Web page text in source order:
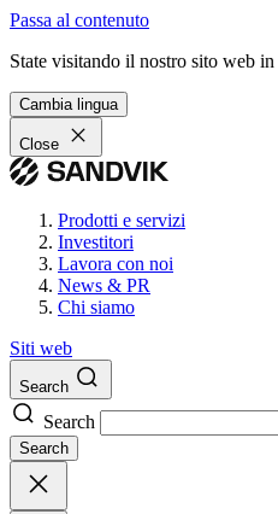
Passa al contenuto
State visitando il nostro sito web
Cambia lingua
Close
Prodotti e servizi
Investitori
Lavora con noi
News & PR
Chi siamo
Siti web
Search
Search
Search